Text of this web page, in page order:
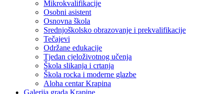
Mikrokvalifikacije
Osobni asistent
Osnovna škola
Srednjoškolsko obrazovanje i prekvalifikacije
Tečajevi
Održane edukacije
Tjedan cjeloživotnog učenja
Škola slikanja i crtanja
Škola rocka i moderne glazbe
Aloha centar Krapina
Galerija grada Krapine